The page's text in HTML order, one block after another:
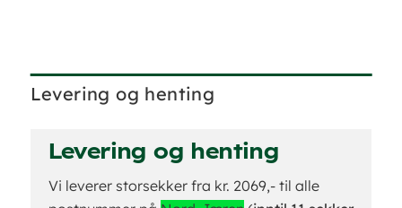
Levering og henting
Levering og henting
Vi leverer storsekker fra kr. 2069,- til alle